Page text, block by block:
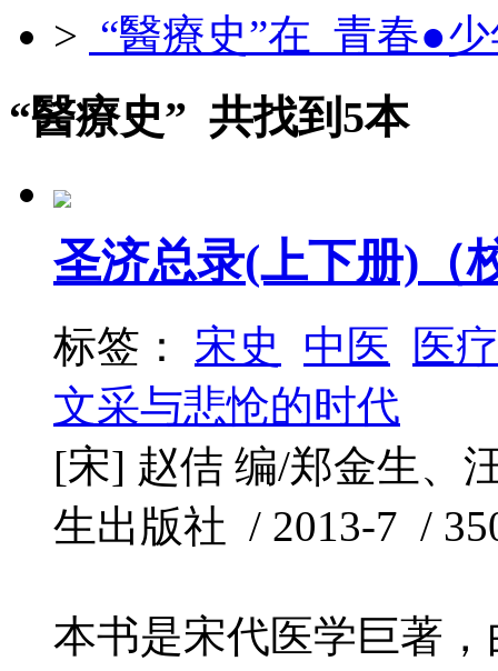
> “醫療史”在 青春●
“醫療史” 共找到5本
圣济总录(上下册)（
标签： 宋史 中医
医
文采与悲怆的时代
[宋] 赵佶 编/郑金生、
生出版社 / 2013-7 /
本书是宋代医学巨著